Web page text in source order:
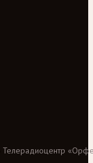
Телерадиоцентр